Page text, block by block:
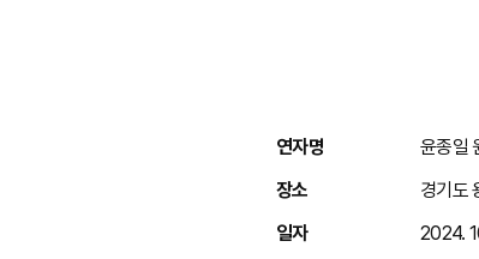
연자명
윤종일
장소
경기도
일자
2024.